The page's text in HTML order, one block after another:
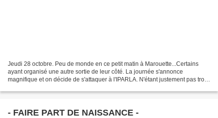
Jeudi 28 octobre. Peu de monde en ce petit matin à Marouette...Certains
ayant organisé une autre sortie de leur côté. La journée s'annonce
magnifique et on décide de s'attaquer à l'IPARLA. N'étant justement pas trop
- FAIRE PART DE NAISSANCE -